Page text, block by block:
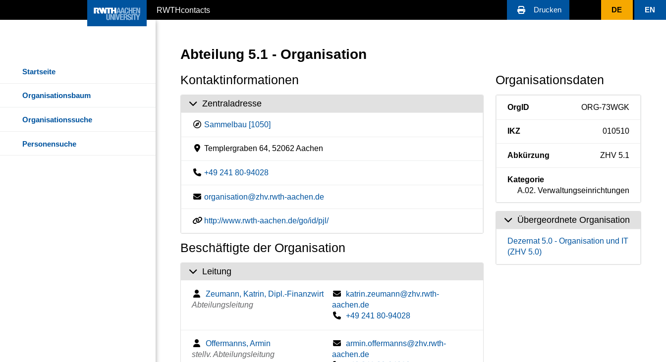
RWTHcontacts Drucken DE EN
Startseite
Organisationsbaum
Organisationssuche
Personensuche
Abteilung 5.1 - Organisation
Kontaktinformationen
Zentraladresse
Sammelbau [1050]
Templergraben 64, 52062 Aachen
+49 241 80-94028
organisation@zhv.rwth-aachen.de
http://www.rwth-aachen.de/go/id/pjl/
Beschäftigte der Organisation
Leitung
Zeumann, Katrin, Dipl.-Finanzwirt
Abteilungsleitung
katrin.zeumann@zhv.rwth-
aachen.de
+49 241 80-94028
Offermanns, Armin
stellv. Abteilungsleitung
armin.offermanns@zhv.rwth-
aachen.de
Organisationsdaten
OrgID ORG-73WGK
IKZ 010510
Abkürzung ZHV 5.1
Kategorie
A.02. Verwaltungseinrichtungen
Übergeordnete Organisation
Dezernat 5.0 - Organisation und IT
(ZHV 5.0)